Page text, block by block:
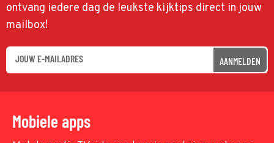
ontvang iedere dag de leukste kijktips direct in jouw
mailbox!
AANMELDEN
Mobiele apps